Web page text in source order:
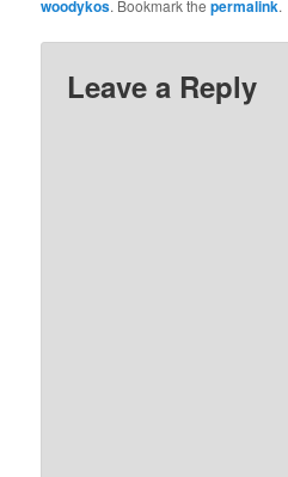
woodykos. Bookmark thepermalink.
Leave a Reply